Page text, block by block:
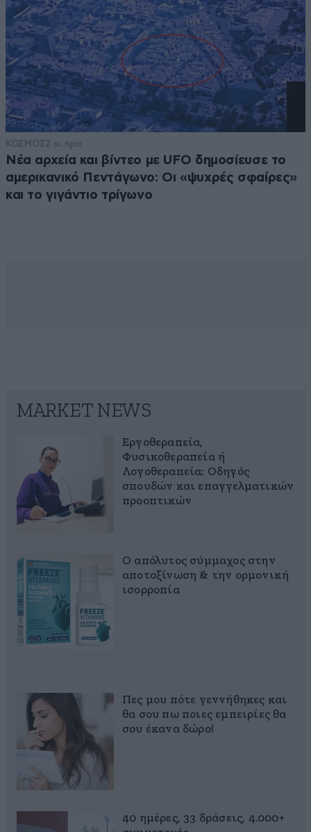
ΚΟΣΜΟΣ2 ω. πριν
Νέα αρχεία και βίντεο με UFO δημοσίευσε το
αμερικανικό Πεντάγωνο: Οι «ψυχρές σφαίρες»
και το γιγάντιο τρίγωνο
MARKET NEWS
Εργοθεραπεία,
Φυσικοθεραπεία ή
Λογοθεραπεία; Οδηγός
σπουδών και επαγγελματικών
προοπτικών
Ο απόλυτος σύμμαχος στην
αποτοξίνωση & την ορμονική
ισορροπία
Πες μου πότε γεννήθηκες και
θα σου πω ποιες εμπειρίες θα
σου έκανα δώρο!
40 ημέρες, 33 δράσεις, 4.000+